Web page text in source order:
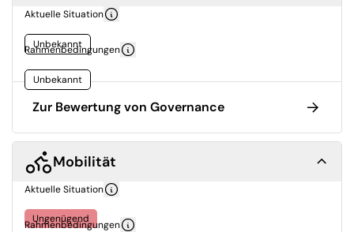
Aktuelle Situation
Unbekannt
Rahmenbedingungen
Unbekannt
Zur Bewertung von Governance
Mobilität
Aktuelle Situation
Ungenügend
Rahmenbedingungen